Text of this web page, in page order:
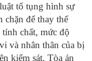
tố tụng hình sự
chặn để thay thế
chất, mức độ
và nhân thân của bị
kiểm sát, Tòa án